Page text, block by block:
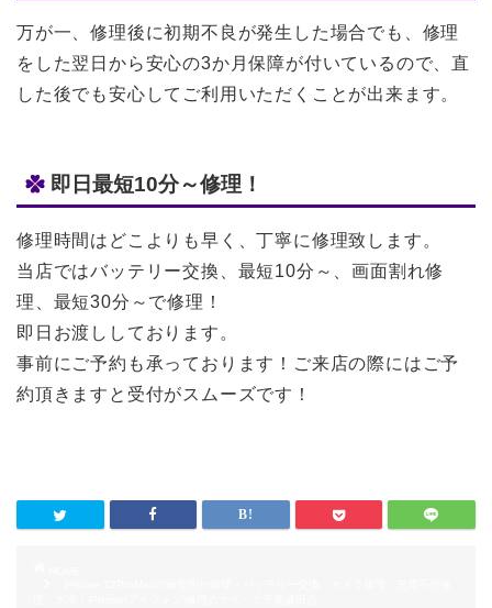
万が一、修理後に初期不良が発生した場合でも、修理
をした翌日から安心の3か月保障が付いているので、直
した後でも安心してご利用いただくことが出来ます。
即日最短10分～修理！
修理時間はどこよりも早く、丁寧に修理致します。
当店ではバッテリー交換、最短10分～、画面割れ修
理、最短30分～で修理！
即日お渡ししております。
事前にご予約も承っております！ご来店の際にはご予
約頂きますと受付がスムーズです！